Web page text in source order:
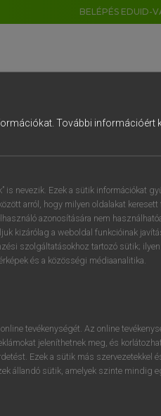
BELÉPÉS EDUID-
További információért
nevezik. Ezek a sütik információkat
arról, hogy milyen oldalakat keresett
azonosítására nem
kizárólag a weboldal funkcióinak
szolgáltatásokhoz tartozó sütik;
és a közösségi médiaanalitika.
tevékenységét. Az online
jeleníthetnek meg, és
Ezek a sütik más szervezetekkel
állandó sütik, amelyek szinte mindig
6 7 8 9
t z u i
h j k l é
b n m , .